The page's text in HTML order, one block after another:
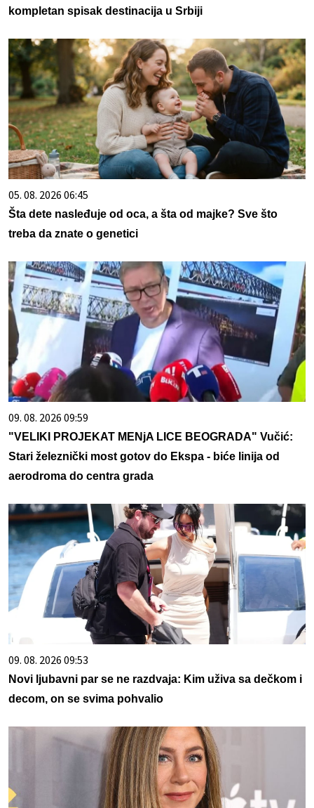
kompletan spisak destinacija u Srbiji
05. 08. 2026 06:45
Šta dete nasleđuje od oca, a šta od majke? Sve što
treba da znate o genetici
09. 08. 2026 09:59
"VELIKI PROJEKAT MENjA LICE BEOGRADA" Vučić:
Stari železnički most gotov do Ekspa - biće linija od
aerodroma do centra grada
09. 08. 2026 09:53
Novi ljubavni par se ne razdvaja: Kim uživa sa dečkom i
decom, on se svima pohvalio